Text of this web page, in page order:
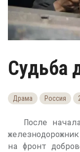
Судьба
Драма Россия
После
на фронт